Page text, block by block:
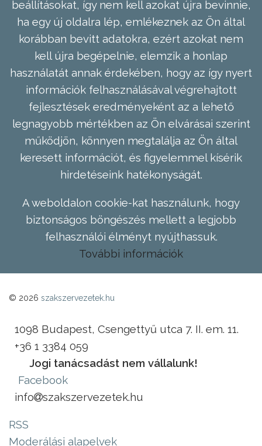
beállításokat, így nem kell azokat újra bevinnie,
ha egy új oldalra lép, emlékeznek az Ön által
korábban bevitt adatokra, ezért azokat nem
kell újra begépelnie, elemzik a honlap
használatát annak érdekében, hogy az így nyert
információk felhasználásával végrehajtott
fejlesztések eredményeként az a lehető
legnagyobb mértékben az Ön elvárásai szerint
működjön, könnyen megtalálja az Ön által
keresett információt, és figyelemmel kísérik
hirdetéseink hatékonyságát.
A weboldalon cookie-kat használunk, hogy
biztonságos böngészés mellett a legjobb
felhasználói élményt nyújthassuk.
További információk
© 2026 szakszervezetek.hu
1098 Budapest, Csengettyű utca 7. II. em. 11.
+36 1 3384 059
Jogi tanácsadást nem vállalunk!
Facebook
info
szakszervezetek.hu
RSS
Moderálási alapelvek